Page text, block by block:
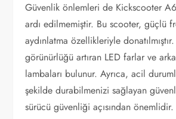
Güvenlik önlemleri de Kickscooter
ardı edilmemiştir. Bu scooter, güçlü
aydınlatma özellikleriyle donatılmıştır.
görünürlüğü artıran LED farlar ve
lambaları bulunur. Ayrıca, acil
şekilde durabilmenizi sağlayan
sürücü güvenliği açısından önemlidir.